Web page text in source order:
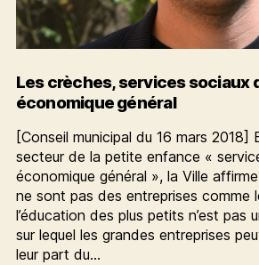
Les crèches, services sociaux
économique général
[Conseil municipal du 16 mars 2018]
secteur de la petite enfance «
économique général », la Ville
ne sont pas des entreprises comme
l’éducation des plus petits n’est pas
sur lequel les grandes entreprises
leur part du…